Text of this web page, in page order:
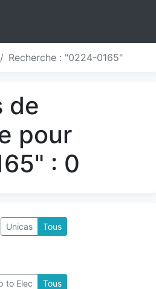
Recherche : "0224-0165"
de
pour
: 0
Unicas Tous
to Elec Tous